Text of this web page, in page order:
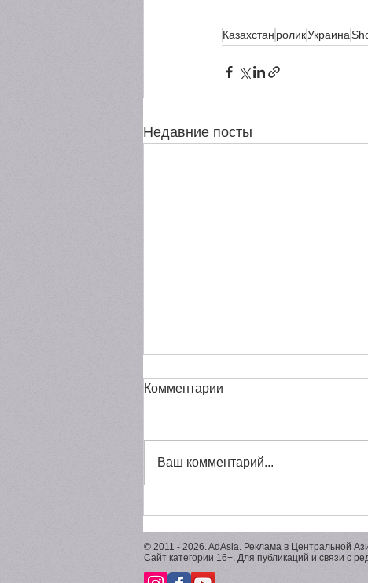
Казахстан роликУкраина
Недавние посты
Комментарии
Ваш комментарий...
© 2011 - 2026. AdAsia. Реклама в Центральной
Сайт категории 16+. Для публикаций и связи с